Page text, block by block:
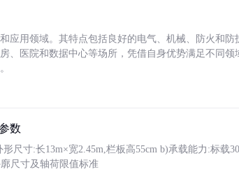
应用领域。其特点包括良好的电气、机械、防火和防
、医院和数据中心等场所，凭借自身优势满足不同领
数
尺寸:长13m×宽2.45m,栏板高55cm b)承载能力:标载
尺寸及轴荷限值标准